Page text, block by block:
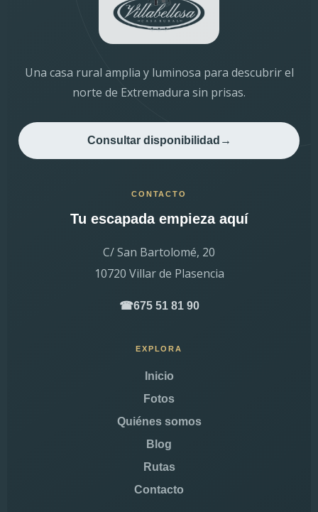
Una casa rural amplia y luminosa para descubrir el
norte de Extremadura sin prisas.
Consultar disponibilidad →
CONTACTO
Tu escapada empieza aquí
C/ San Bartolomé, 20
10720 Villar de Plasencia
☎675 51 81 90
EXPLORA
Inicio
Fotos
Quiénes somos
Blog
Rutas
Contacto